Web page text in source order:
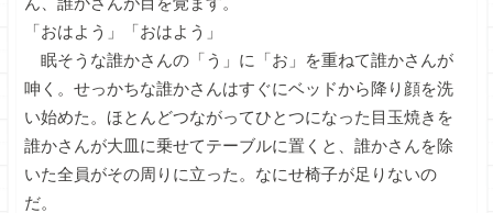
「おはよう」「おはよう」
眠そうな誰かさんの「う」に「お」を重ねて誰かさんが
呻く。せっかちな誰かさんはすぐにベッドから降り顔を洗
い始めた。ほとんどつながってひとつになった目玉焼きを
誰かさんが大皿に乗せてテーブルに置くと、誰かさんを除
いた全員がその周りに立った。なにせ椅子が足りないの
だ。